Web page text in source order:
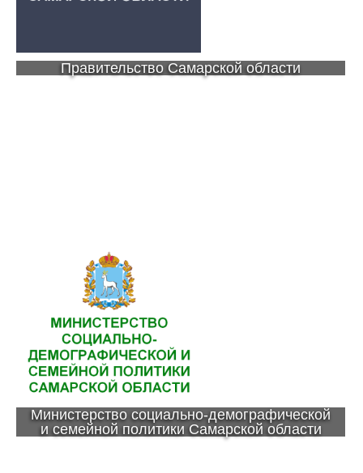
Правительство Самарской области
Министерство социально-демографической
и семейной политики Самарской области